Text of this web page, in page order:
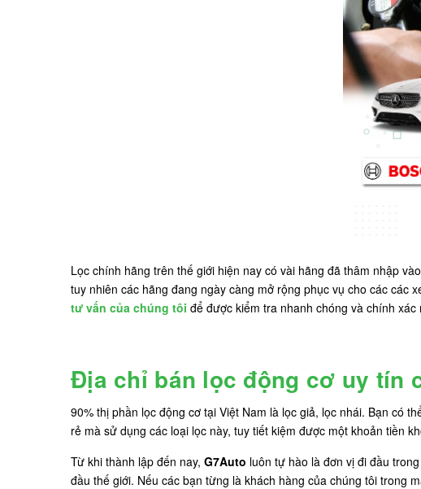
Lọc chính hãng trên thế giới hiện nay có vài hãng đã thâm nhập
tuy nhiên các hãng đang ngày càng mở rộng phục vụ cho các các
tư vấn của chúng tôi để được kiểm tra nhanh chóng và chính xác
Địa chỉ bán lọc động cơ uy tín
90% thị phần lọc động cơ tại Việt Nam là lọc giả, lọc nhái. Bạn có
rẻ mà sử dụng các loại lọc này, tuy tiết kiệm được một khoản tiền
Từ khi thành lập đến nay, G7Auto luôn tự hào là đơn vị đi đầu
đầu thế giới. Nếu các bạn từng là khách hàng của chúng tôi trong